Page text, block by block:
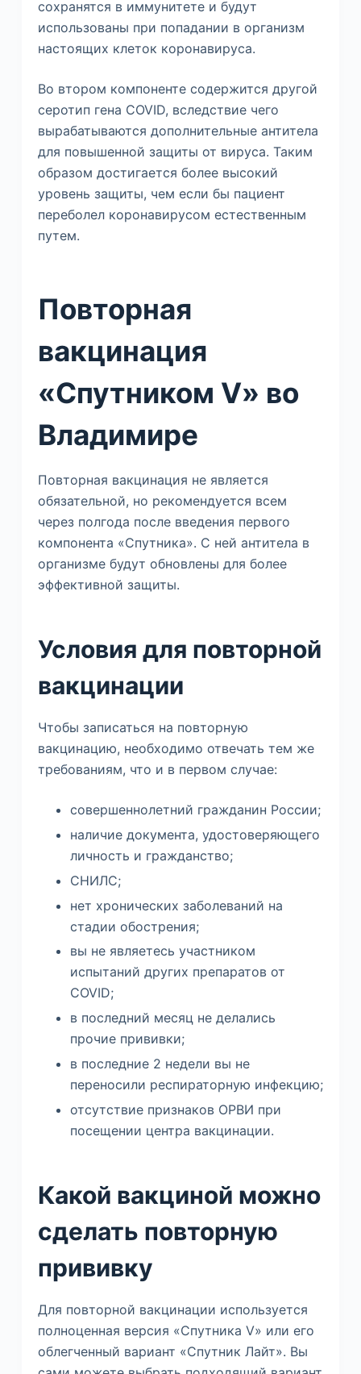
сохранятся в иммунитете и будут
использованы при попадании в организм
настоящих клеток коронавируса.
Во втором компоненте содержится другой
серотип гена COVID, вследствие чего
вырабатываются дополнительные антитела
для повышенной защиты от вируса. Таким
образом достигается более высокий
уровень защиты, чем если бы пациент
переболел коронавирусом естественным
путем.
Повторная
вакцинация
«Спутником V» во
Владимире
Повторная вакцинация не является
обязательной, но рекомендуется всем
через полгода после введения первого
компонента «Спутника». С ней антитела в
организме будут обновлены для более
эффективной защиты.
Условия для повторной
вакцинации
Чтобы записаться на повторную
вакцинацию, необходимо отвечать тем же
требованиям, что и в первом случае:
совершеннолетний гражданин России;
наличие документа, удостоверяющего
личность и гражданство;
СНИЛС;
нет хронических заболеваний на
стадии обострения;
вы не являетесь участником
испытаний других препаратов от
COVID;
в последний месяц не делались
прочие прививки;
в последние 2 недели вы не
переносили респираторную инфекцию;
отсутствие признаков ОРВИ при
посещении центра вакцинации.
Какой вакциной можно
сделать повторную
прививку
Для повторной вакцинации используется
полноценная версия «Спутника V» или его
облегченный вариант «Спутник Лайт». Вы